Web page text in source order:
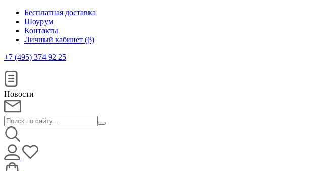
Бесплатная доставка
Шоурум
Контакты
Личный кабинет (β)
+7 (495) 374 92 25
Новости